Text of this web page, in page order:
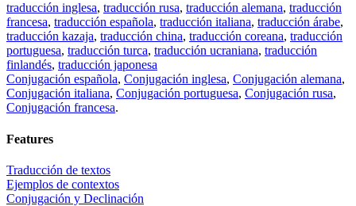
traducción inglesa, traducción rusa, traducción alemana, traducción
francesa, traducción española, traducción italiana, traducción árabe,
traducción kazaja, traducción china, traducción coreana, traducción
portuguesa, traducción turca, traducción ucraniana, traducción
finlandés, traducción japonesa
Conjugación española, Conjugación inglesa, Conjugación alemana,
Conjugación italiana, Conjugación portuguesa, Conjugación rusa,
Conjugación francesa.
Features
Traducción de textos
Ejemplos de contextos
Conjugación y Declinación